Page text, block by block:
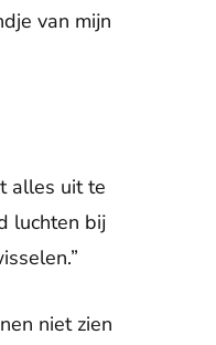
van mijn
alles uit te
luchten bij
niet zien